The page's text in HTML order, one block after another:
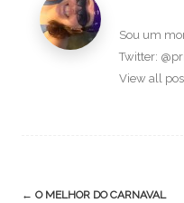
Sou um
Twitter:
View all
Post
← O MELHOR DO CARNAVAL